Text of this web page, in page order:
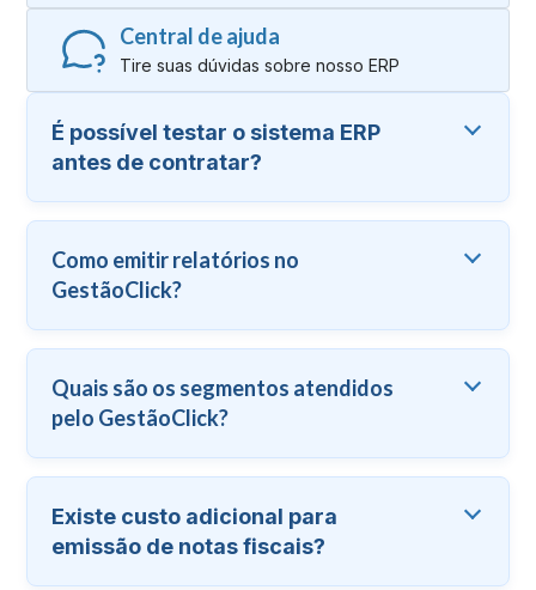
Central de ajuda
Tire suas dúvidas sobre nosso ERP
É possível testar o sistema ERP
antes de contratar?
Como emitir relatórios no
GestãoClick?
Quais são os segmentos atendidos
pelo GestãoClick?
Existe custo adicional para
emissão de notas fiscais?